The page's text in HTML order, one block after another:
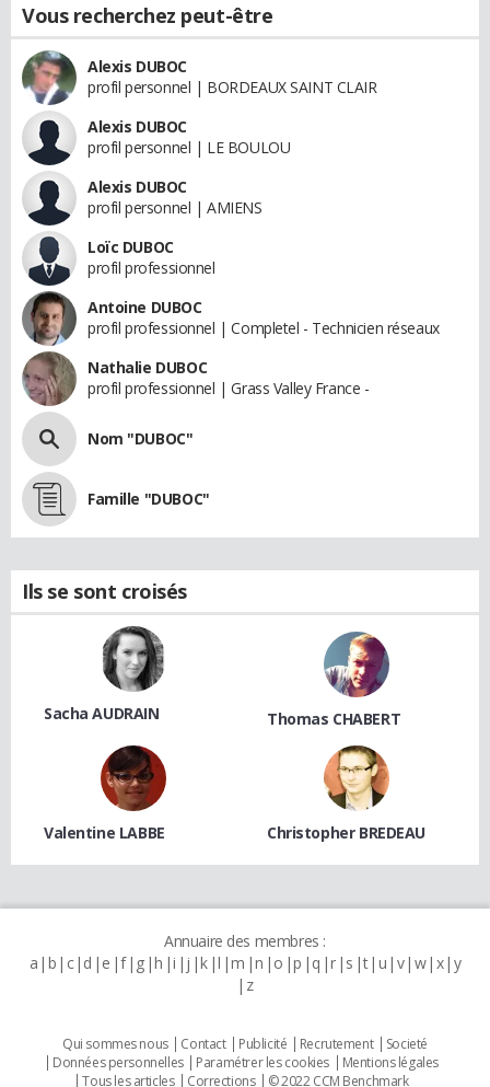
Vous recherchez peut-être
Alexis DUBOC
profil personnel | BORDEAUX SAINT CLAIR
Alexis DUBOC
profil personnel | LE BOULOU
Alexis DUBOC
profil personnel | AMIENS
Loïc DUBOC
profil professionnel
Antoine DUBOC
profil professionnel | Completel - Technicien réseaux
Nathalie DUBOC
profil professionnel | Grass Valley France -
Nom "DUBOC"
Famille "DUBOC"
Ils se sont croisés
Sacha AUDRAIN Thomas CHABERT
Valentine LABBE Christopher BREDEAU
Annuaire des membres :
a b c d e f g h i j k l m n o p q r s t u v w x y
z
Qui sommes nous Contact Publicité Recrutement
Societé
Données personnelles
Paramétrer les cookies
Mentions légales
Tous les articles
Corrections © 2022 CCM Benchmark